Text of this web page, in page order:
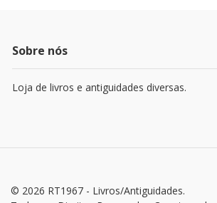
Sobre nós
Loja de livros e antiguidades diversas.
© 2026 RT1967 - Livros/Antiguidades.